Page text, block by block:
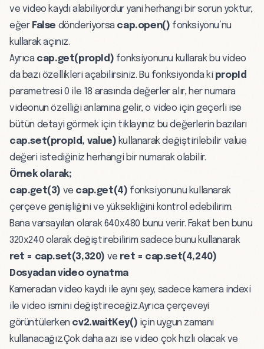
ve video kaydı alabiliyordur yani herhangi bir sorun yoktur,
eğer False dönderiyorsa cap.open() fonksiyonu’nu
kullarak açınız.
Ayrıca cap.get(propId) fonksiyonunu kullarak bu video
da bazı özellikleri açabilirsiniz. Bu fonksiyonda ki propId
parametresi 0 ile 18 arasında değerler alır, her numara
videonun özelliği anlamına gelir, o video için geçerli ise
bütün detayi görmek için tıklayınız bu değerlerin bazıları
cap.set(propId, value) kullanarak değiştirilebilir value
değeri istediğiniz herhangi bir numarak olabilir.
Örnek olarak;
cap.get(3) ve cap.get(4) fonksiyonunu kullanarak
çerçeve genişliğini ve yüksekliğini kontrol edebilirim.
Bana varsayılan olarak 640x480 bunu verir. Fakat ben bunu
320x240 olarak değiştirebilirim sadece bunu kullanarak
ret = cap.set(3,320) ve ret = cap.set(4,240)
Dosyadan video oynatma
Kameradan video kaydı ile aynı şey, sadece kamera indexi
ile video ismini değiştireceğiz.Ayrıca çerçeveyi
görüntülerken cv2.waitKey() için uygun zamanı
kullanacağız.Çok daha azı ise video çok hızlı olacak ve